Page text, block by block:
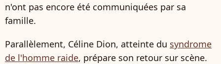
n'ont pas encore été communiquées par sa
famille.
Parallèlement, Céline Dion, atteinte du syndrome
de l'homme raide, prépare son retour sur scène.